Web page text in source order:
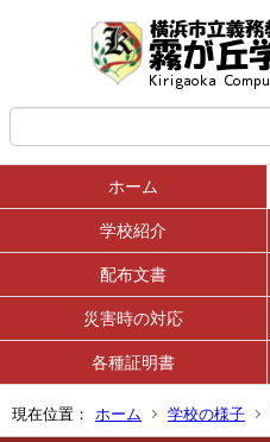
ホーム
学校紹介
配布文書
災害時の対応
各種証明書
現在位置： ホーム 学校の様子